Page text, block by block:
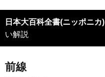
日本大百科全書(ニッポニカ)
い解説
前線